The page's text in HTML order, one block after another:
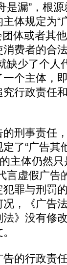
漏”，根源
体规定为“
体或者其
费者的合
缺少了个人
个主体，
行政责任
刑事责任
了“广告其
主体仍然
言虚假广告
罪与刑罚
，《广告
》没有修
的行政责